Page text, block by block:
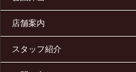
店舗案内
スタッフ紹介